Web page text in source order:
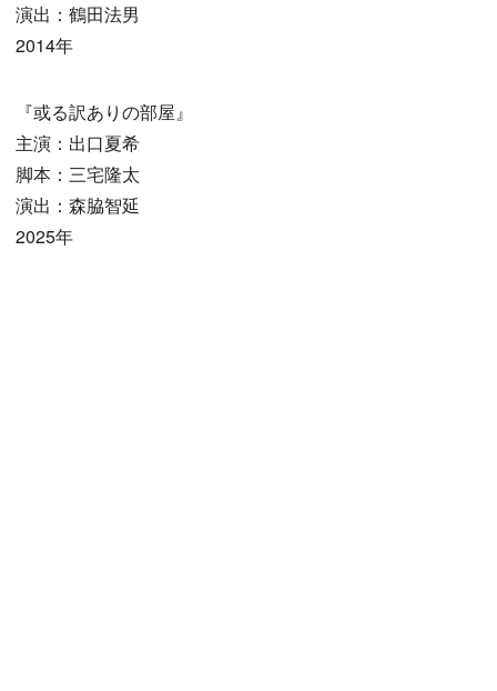
演出：鶴田法男
2014年
『或る訳ありの部屋』
主演：出口夏希
脚本：三宅隆太
演出：森脇智延
2025年